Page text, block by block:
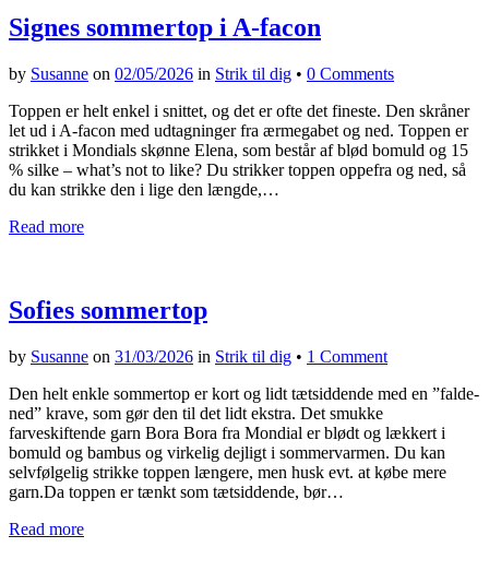
Signes sommertop i A-facon
by Susanne on 02/05/2026 in Strik til dig • 0 Comments
Toppen er helt enkel i snittet, og det er ofte det fineste. Den skråner
let ud i A-facon med udtagninger fra ærmegabet og ned. Toppen er
strikket i Mondials skønne Elena, som består af blød bomuld og 15
% silke – what’s not to like? Du strikker toppen oppefra og ned, så
du kan strikke den i lige den længde,…
Read more
Sofies sommertop
by Susanne on 31/03/2026 in Strik til dig • 1 Comment
Den helt enkle sommertop er kort og lidt tætsiddende med en ”falde-
ned” krave, som gør den til det lidt ekstra. Det smukke
farveskiftende garn Bora Bora fra Mondial er blødt og lækkert i
bomuld og bambus og virkelig dejligt i sommervarmen. Du kan
selvfølgelig strikke toppen længere, men husk evt. at købe mere
garn.Da toppen er tænkt som tætsiddende, bør…
Read more